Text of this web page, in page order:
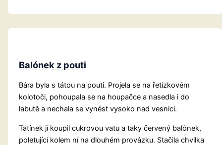
zvonečku
Balónek z pouti
Bára byla s tátou na pouti. Projela se na řetízkovém
kolotoči, pohoupala se na houpačce a nasedla i do
labutě a nechala se vynést vysoko nad vesnici.
Tatínek jí koupil cukrovou vatu a taky červený balónek,
poletující kolem ní na dlouhém provázku. Stačila chvilka